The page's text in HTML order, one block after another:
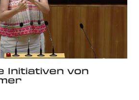
Initiativen von